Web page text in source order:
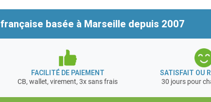
française basée à Marseille depuis 2007
FACILITÉ DE PAIEMENT
CB, wallet, virement, 3x sans frais
SATISFAIT OU
30 jours pour